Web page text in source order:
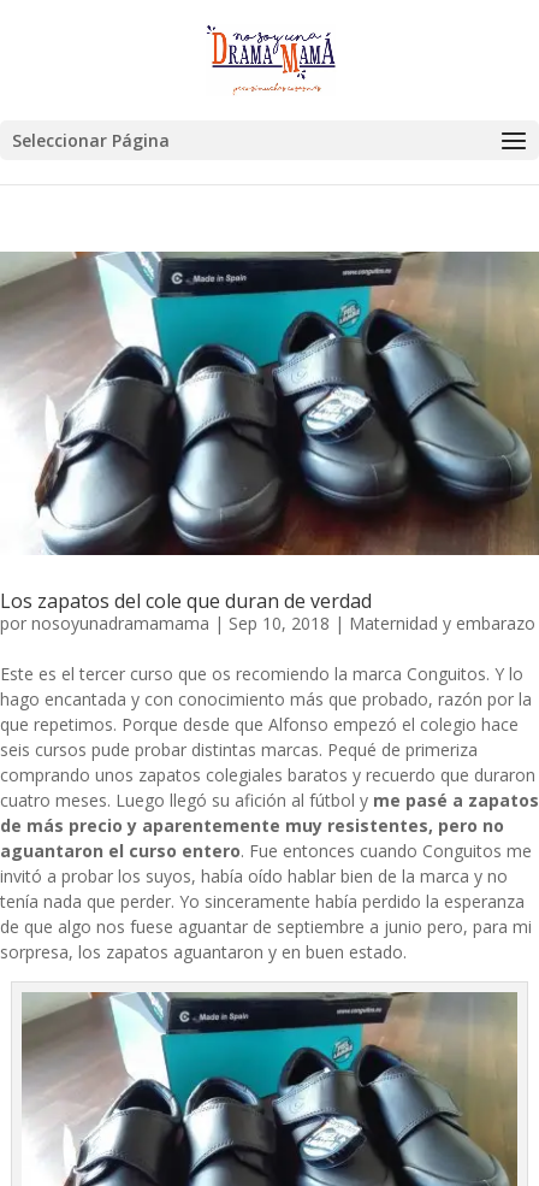
Seleccionar Página
Los zapatos del cole que duran de verdad
por nosoyunadramamama | Sep 10, 2018 | Maternidad y embarazo
Este es el tercer curso que os recomiendo la marca Conguitos. Y lo
hago encantada y con conocimiento más que probado, razón por la
que repetimos. Porque desde que Alfonso empezó el colegio hace
seis cursos pude probar distintas marcas. Pequé de primeriza
comprando unos zapatos colegiales baratos y recuerdo que duraron
cuatro meses. Luego llegó su afición al fútbol y me pasé a zapatos
de más precio y aparentemente muy resistentes, pero no
aguantaron el curso entero. Fue entonces cuando Conguitos me
invitó a probar los suyos, había oído hablar bien de la marca y no
tenía nada que perder. Yo sinceramente había perdido la esperanza
de que algo nos fuese aguantar de septiembre a junio pero, para mi
sorpresa, los zapatos aguantaron y en buen estado.